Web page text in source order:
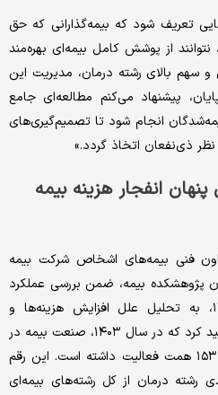
تعریف شود که بیمه‌گذارانی که حق
از پوشش کامل بیمه‌ای بهره‌مند
سهم بالای رشته درمان، مدیریت این
پیشنهاد می‌کنم مطالعه‌ای جامع
انجام شود تا تصمیم‌گیری‌های
ذی‌نفعان اتخاذ گردد.»
انفجار هزینه بیمه
فنی بیمه‌های اشخاص شرکت بیمه
بیمه، ضمن بررسی عملکرد
رشته بیمه درمان در سال ۱۴۰۳، به تحلیل علل افزایش هزینه‌ها و
راهکارهای کنترل آن پرداخت و تاکید کرد که در سال ۱۴۰۳، صنعت بیمه در
رشته درمان با حق‌بیمه‌ای بالغ بر ۱۵۳ همت فعالیت داشته است. این رقم
سهم حدود ۳۴درصدی رشته درمان از کل رشته‌های بیمه‌ای